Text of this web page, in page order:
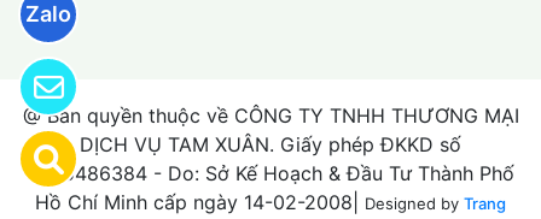
Zalo
@ Bản quyền thuộc về CÔNG TY TNHH THƯƠNG MẠI
DỊCH VỤ TAM XUÂN. Giấy phép ĐKKD số
0305486384 - Do: Sở Kế Hoạch & Đầu Tư Thành Phố
Hồ Chí Minh cấp ngày 14-02-2008|
Designed by Trang